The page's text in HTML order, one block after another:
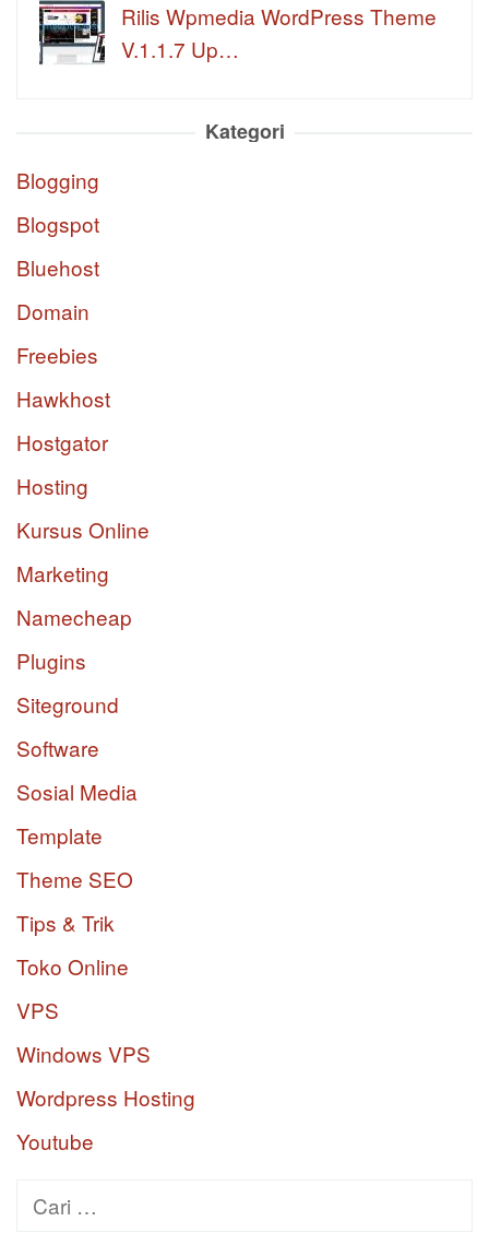
Rilis Wpmedia WordPress Theme
V.1.1.7 Up…
Kategori
Blogging
Blogspot
Bluehost
Domain
Freebies
Hawkhost
Hostgator
Hosting
Kursus Online
Marketing
Namecheap
Plugins
Siteground
Software
Sosial Media
Template
Theme SEO
Tips & Trik
Toko Online
VPS
Windows VPS
Wordpress Hosting
Youtube
Cari